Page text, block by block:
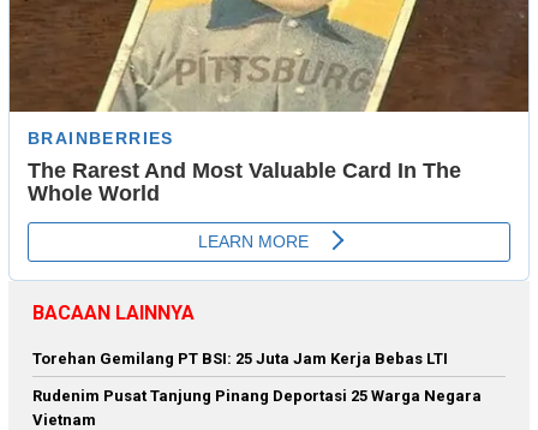
BACAAN LAINNYA
Torehan Gemilang PT BSI: 25 Juta Jam Kerja Bebas LTI
Rudenim Pusat Tanjung Pinang Deportasi 25 Warga Negara
Vietnam